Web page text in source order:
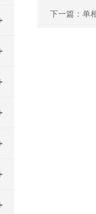
下一篇： 单